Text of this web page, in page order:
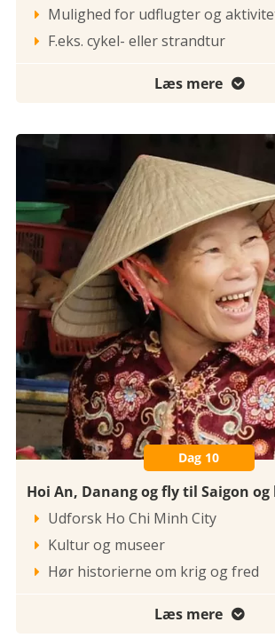
 Mulighed for udflugter og
 F.eks. cykel- eller strandtur
Læs mere 
Dag 10
Hoi An, Danang og fly til Saigon
 Udforsk Ho Chi Minh City
 Kultur og museer
 Hør historierne om krig og fred
Læs mere 